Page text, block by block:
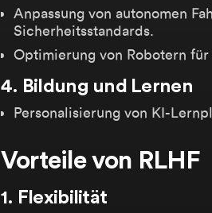
Anpassung von autonomen
Sicherheitsstandards.
Optimierung von Robotern
4. Bildung und Lernen
Personalisierung von KI-
Vorteile von RLHF
1. Flexibilität